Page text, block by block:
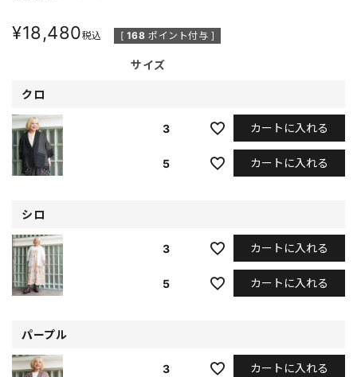
¥18,480税込 [ 168 ポイント付与 ]
サイズ
クロ
3 カートに入れる
5 カートに入れる
シロ
3 カートに入れる
5 カートに入れる
パープル
3 カートに入れる